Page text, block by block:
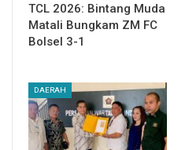
TCL 2026: Bintang Muda
Matali Bungkam ZM FC
Bolsel 3-1
DAERAH